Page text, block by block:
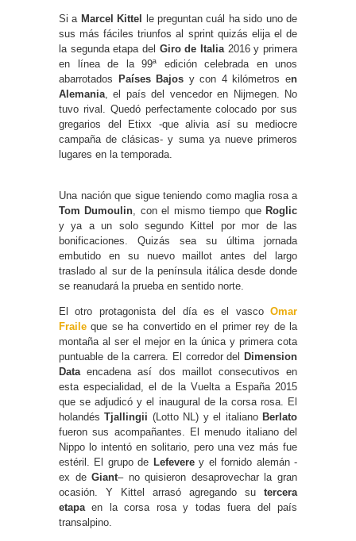
Si a Marcel Kittel
le preguntan cuál ha sido uno de
sus más fáciles triunfos al sprint quizás elija el de
la segunda etapa del Giro de Italia2016 y primera
en línea de la 99ª edición celebrada en unos
abarrotados
Países Bajos y con 4 kilómetros en
Alemania, el país del vencedor en Nijmegen. No
tuvo rival. Quedó perfectamente colocado por sus
gregarios del Etixx -que alivia así su mediocre
campaña de clásicas- y suma ya nueve primeros
lugares en la temporada.
Una nación que sigue teniendo como maglia rosa a
Tom Dumoulin, con el mismo tiempo que Roglic
y ya a un solo segundo Kittel por mor de las
bonificaciones. Quizás sea su última jornada
embutido en su nuevo maillot antes del largo
traslado al sur de la península itálica desde donde
se reanudará la prueba en sentido norte.
El otro protagonista del día es el vasco Omar
Fraile que se ha convertido en el primer rey de la
montaña al ser el mejor en la única y primera cota
puntuable de la carrera. El corredor del
Dimension
Dataencadena así dos maillot consecutivos en
esta especialidad, el de la Vuelta a España 2015
que se adjudicó y el inaugural de la corsa rosa. El
holandésTjallingii (Lotto NL) y el italiano Berlato
fueron sus acompañantes. El menudo italiano del
Nippo lo intentó en solitario, pero una vez más fue
estéril. El grupo de Lefeverey el fornido alemán -
ex deGiant– no quisieron desaprovechar la gran
ocasión. Y Kittel arrasó agregando su tercera
etapaen la corsa rosa y todas fuera del país
transalpino.